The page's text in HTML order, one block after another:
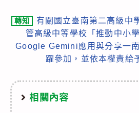
轉知
有關國立臺南第二高級中
管高級中等學校「推動中小
Google Gemini應用與分享一
躍參加，並依本權責給
相關內容